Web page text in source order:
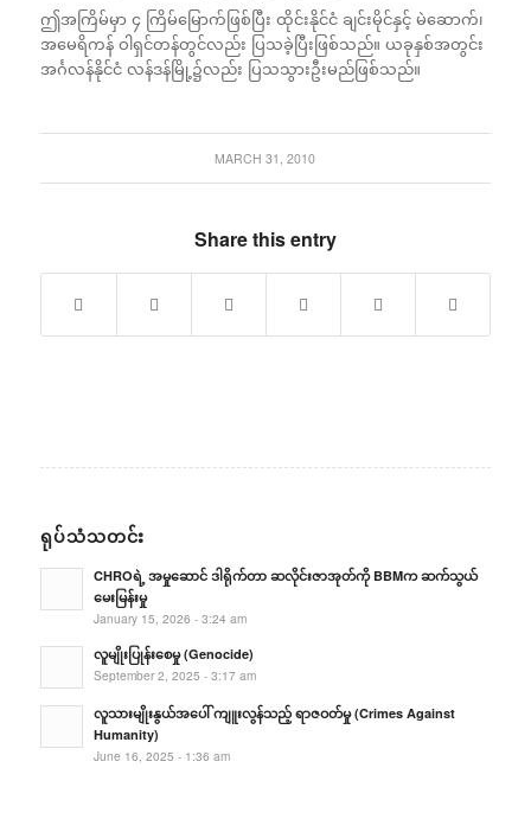
ဤအကြိမ်မှာ ၄ ကြိမ်မြောက်ဖြစ်ပြီး ထိုင်းနိုင်ငံ ချင်းမိုင်နှင့် မဲဆောက်၊
အမေရိကန် ဝါရှင်တန်တွင်လည်း ပြသခဲ့ပြီးဖြစ်သည်။ ယခုနှစ်အတွင်း
အင်္ဂလန်နိုင်ငံ လန်ဒန်မြို့၌လည်း ပြသသွားဦးမည်ဖြစ်သည်။
MARCH 31, 2010
Share this entry
ရုပ်သံသတင်း
CHROရဲ့ အမှုဆောင် ဒါရိုက်တာ ဆလိုင်းဇာအုတ်ကို BBMက ဆက်သွယ်
မေးမြန်းမှု
January 15, 2026 - 3:24 am
လူမျိုးပြုန်းစေမှု (Genocide)
September 2, 2025 - 3:17 am
လူသားမျိုးနွယ်အပေါ် ကျူးလွန်သည့် ရာဇဝတ်မှု (Crimes Against
Humanity)
June 16, 2025 - 1:36 am